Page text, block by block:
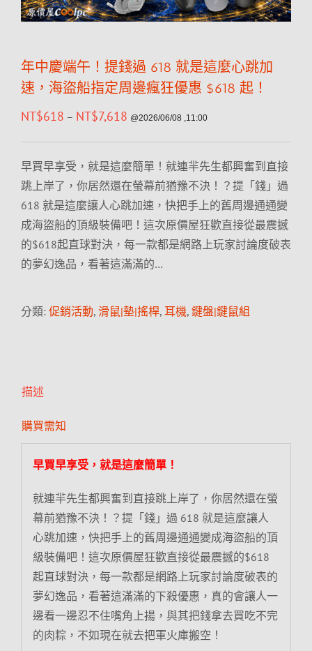
年中慶端午！提錢過 618 就是這麼心跳加
速，海盜船指定周邊瘋狂優惠 $618 起！
NT$618 – NT$7,618 @2026/06/08 ,11:00
早買早享受，就是這麼簡單！就連羋先生都興奮到直接
跳上岸了，你居然還在螢幕前猶豫不決！？提「錢」過
618 就是這麼讓人心跳加速，快把手上的舊周邊通通變
成海盜船的頂級裝備吧！這次原價屋狂歡直接從最震撼
的$618起直球對決，每一款都是網路上玩家討論度破表
的夢幻逸品，看著這滿滿的…
分類: 促銷活動, 滑鼠|墊|搖桿, 耳機, 鍵盤|鍵鼠組
描述
購買需知
早買早享受，就是這麼簡單！
就連羋先生都興奮到直接跳上岸了，你居然還在螢
幕前猶豫不決！？提「錢」過 618 就是這麼讓人
心跳加速，快把手上的舊周邊通通變成海盜船的頂
級裝備吧！這次原價屋狂歡直接從最震撼的$618
起直球對決，每一款都是網路上玩家討論度破表的
夢幻逸品，看著這滿滿的下殺優惠，真的會讓人一
邊看一邊忍不住嘴角上揚，與其把錢拿去買吃不完
的肉粽，不如現在就去把軍火庫搬空！